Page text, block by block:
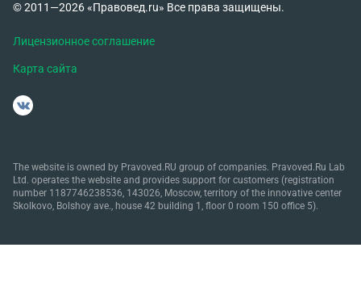
© 2011—2026 «Правовед.ru» Все права защищены.
Лицензионное соглашение
Карта сайта
The website is owned by Pravoved.RU group of companies. Pravoved.Ru Lab
Ltd. operates the website and provides support for customers (registration
number 1187746238536, 143026, Moscow, territory of the innovative center
Skolkovo, Bolshoy ave., house 42 building 1, floor 0 room 150 office 5).